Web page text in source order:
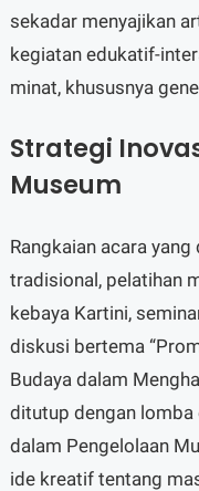
sekadar menyajikan
kegiatan edukatif-
minat, khususnya
Strategi
Museum
Rangkaian acara
tradisional, pelatihan
kebaya Kartini,
diskusi bertema
Budaya dalam
ditutup dengan lomba
dalam Pengelolaan
ide kreatif tentang